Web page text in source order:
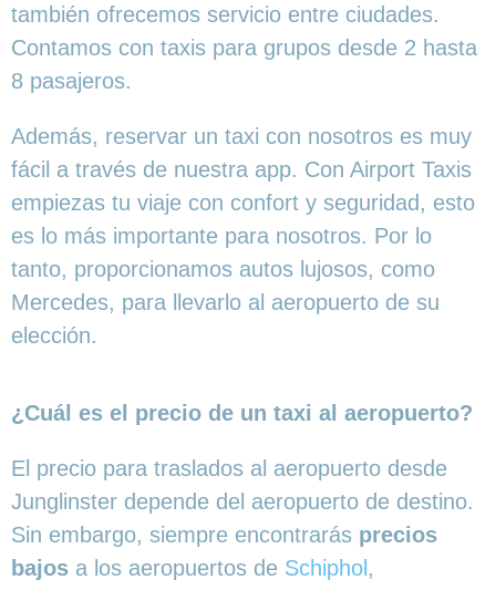
también ofrecemos servicio entre ciudades.
Contamos con taxis para grupos desde 2 hasta
8 pasajeros.
Además, reservar un taxi con nosotros es muy
fácil a través de nuestra app. Con Airport Taxis
empiezas tu viaje con confort y seguridad, esto
es lo más importante para nosotros. Por lo
tanto, proporcionamos autos lujosos, como
Mercedes, para llevarlo al aeropuerto de su
elección.
¿Cuál es el precio de un taxi al aeropuerto?
El precio para traslados al aeropuerto desde
Junglinster depende del aeropuerto de destino.
Sin embargo, siempre encontrarás precios
bajos a los aeropuertos de Schiphol ,